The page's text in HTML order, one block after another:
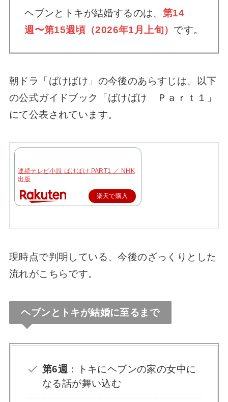
【ばけばけ】おイセの実在モデルやその後
ばけばけ作山のモデルは誰？キャストは朝ド
ラ３回目の橋本淳さん！
【ばけばけ】ロバートのモデルは誰？キャス
トはイギリス人俳優【ジョートレメイン】
【ばけばけ】妊娠や子供はいつ？小泉八雲の
子供は何人なのか史実を深掘り
ャストやモデルについても【西田クラ】
ばけばけはいつまで？最終回でどこまで描く
のか結末(終わり方)を予想！
ヘブンとトキが結婚するのは、 第14
週〜第15週頃（2026年1月上旬） です。
朝ドラ「ばけばけ」の今後のあらすじは、以下
の公式ガイドブック「ばけばけ Ｐａｒｔ１」
にて公表されています。
連続テレビ小説 ばけばけ PART1 ／ NHK
出版
楽天で購入
現時点で判明している、今後のざっくりとした
流れがこちらです。
ヘブンとトキが結婚に至るまで
第6週 ：トキにヘブンの家の女中に
なる話が舞い込む